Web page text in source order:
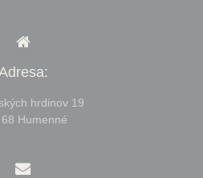
hrdinov 19
Humenné